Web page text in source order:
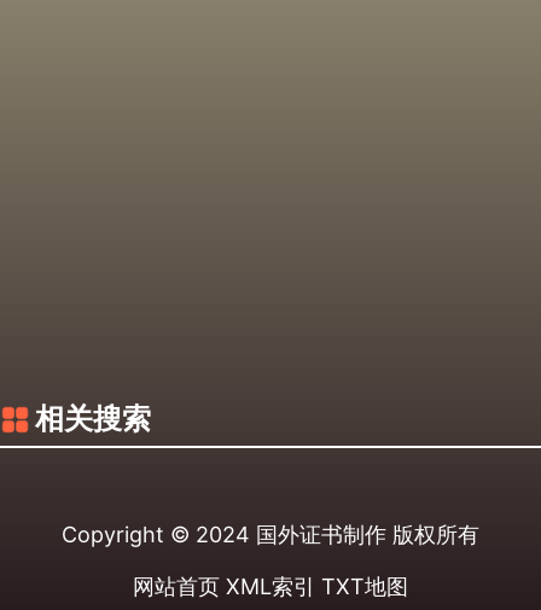
相关搜索
Copyright © 2024 国外证书制作 版权所有
网站首页 XML索引 TXT地图